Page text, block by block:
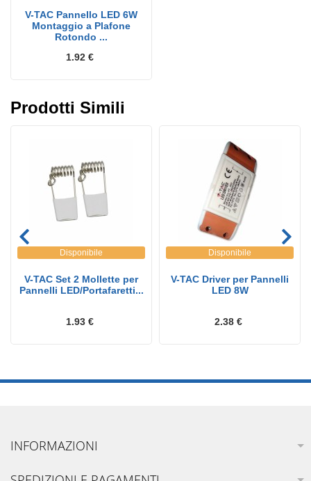
V-TAC Pannello LED 6W
Montaggio a Plafone
Rotondo ...
1.92 €
Prodotti Simili
Disponibile
V-TAC Set 2 Mollette per
Pannelli LED/Portafaretti...
1.93 €
Disponibile
V-TAC Driver per Pannelli
LED 8W
2.38 €
INFORMAZIONI